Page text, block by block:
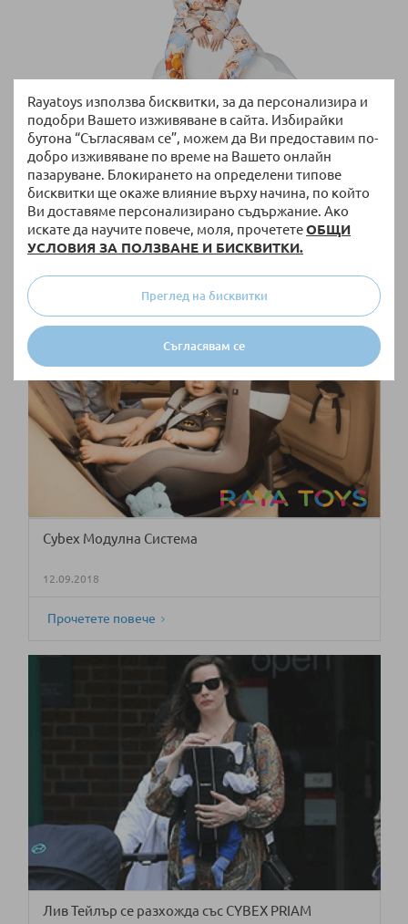
Rayatoys използва бисквитки, за да персонализира и
подобри Вашето изживяване в сайта. Избирайки
бутона “Съгласявам се”, можем да Ви предоставим по-
добро изживяване по време на Вашето онлайн
пазаруване. Блокирането на определени типове
бисквитки ще окаже влияние върху начина, по който
Ви доставяме персонализирано съдържание. Ако
искате да научите повече, моля, прочететеОБЩИ
УСЛОВИЯ ЗА ПОЛЗВАНЕ И БИСКВИТКИ.
Съгласявам се
Преглед на бисквитки
Колекция „Ангелчета” на Jeremy Scott
14.09.2018
Прочетете повече
Cybex Модулна Система
12.09.2018
Прочетете повече
Лив Тейлър се разхожда със CYBEX PRIAM